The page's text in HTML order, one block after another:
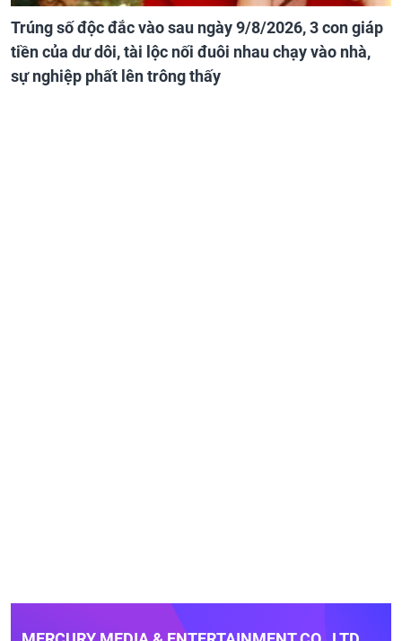
Trúng số độc đắc vào sau ngày 9/8/2026, 3 con giáp
tiền của dư dôi, tài lộc nối đuôi nhau chạy vào nhà,
sự nghiệp phất lên trông thấy